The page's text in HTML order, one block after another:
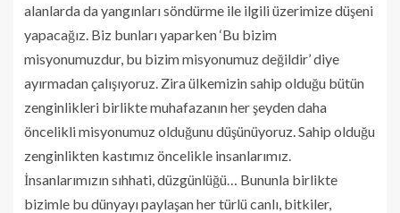
alanlarda da yangınları söndürme ile ilgili üzerimize düşeni
yapacağız. Biz bunları yaparken ‘Bu bizim
misyonumuzdur, bu bizim misyonumuz değildir’ diye
ayırmadan çalışıyoruz. Zira ülkemizin sahip olduğu bütün
zenginlikleri birlikte muhafazanın her şeyden daha
öncelikli misyonumuz olduğunu düşünüyoruz. Sahip olduğu
zenginlikten kastımız öncelikle insanlarımız.
İnsanlarımızın sıhhati, düzgünlüğü… Bununla birlikte
bizimle bu dünyayı paylaşan her türlü canlı, bitkiler,